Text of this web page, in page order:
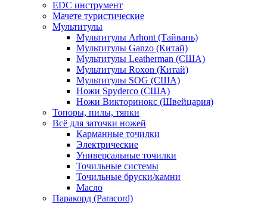
EDC инструмент
Мачете туристические
Мультитулы
Мультитулы Arhont (Тайвань)
Мультитулы Ganzo (Китай)
Мультитулы Leatherman (США)
Мультитулы Roxon (Китай)
Мультитулы SOG (США)
Ножи Spyderco (США)
Ножи Викторинокс (Швейцария)
Топоры, пилы, тяпки
Всё для заточки ножей
Карманные точилки
Электрические
Универсальные точилки
Точильные системы
Точильные бруски/камни
Масло
Паракорд (Paracord)